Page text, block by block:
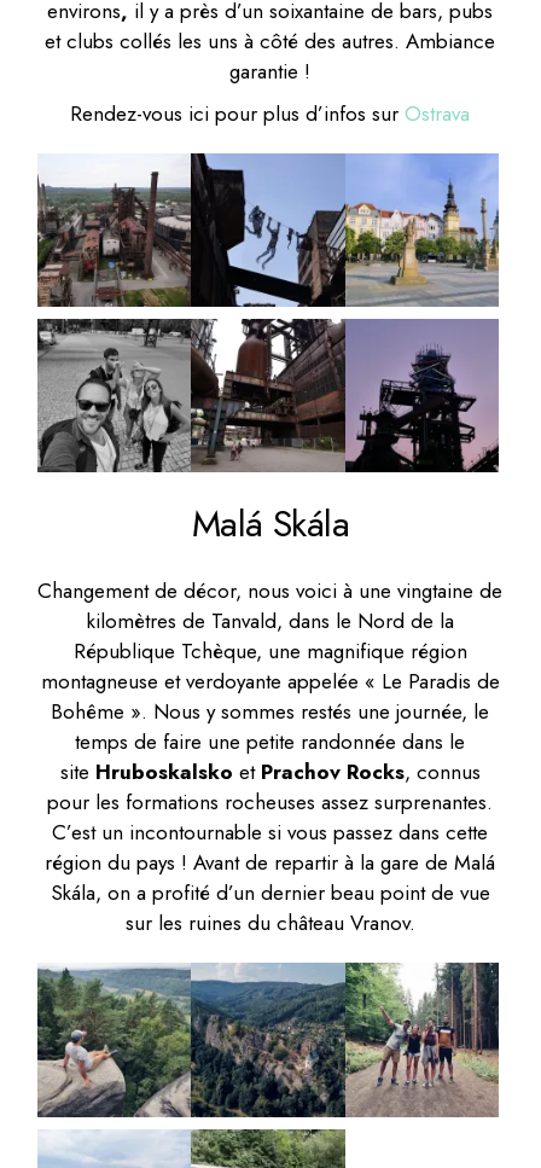
environs, il y a près d’un soixantaine de bars, pubs
et clubs collés les uns à côté des autres. Ambiance
garantie !
Rendez-vous ici pour plus d’infos surOstrava
Malá Skála
Changement de décor, nous voici à une vingtaine de
kilomètres de Tanvald, dans le Nord de la
République Tchèque, une magnifique région
montagneuse et verdoyante appelée « Le Paradis de
Bohême ». Nous y sommes restés une journée, le
temps de faire une petite randonnée dans le
site Hruboskalsko et Prachov Rocks, connus
pour les formations rocheuses assez surprenantes.
C’est un incontournable si vous passez dans cette
région du pays ! Avant de repartir à la gare de Malá
Skála, on a profité d’un dernier beau point de vue
sur les ruines du château Vranov.